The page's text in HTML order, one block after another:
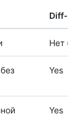
Нет
Yes
Yes